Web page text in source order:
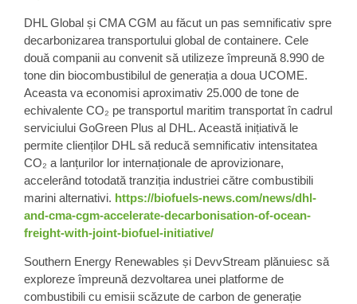
DHL Global și CMA CGM au făcut un pas semnificativ spre
decarbonizarea transportului global de containere. Cele
două companii au convenit să utilizeze împreună 8.990 de
tone din biocombustibilul de generația a doua UCOME.
Aceasta va economisi aproximativ 25.000 de tone de
echivalente CO₂ pe transportul maritim transportat în cadrul
serviciului GoGreen Plus al DHL. Această inițiativă le
permite clienților DHL să reducă semnificativ intensitatea
CO₂ a lanțurilor lor internaționale de aprovizionare,
accelerând totodată tranziția industriei către combustibili
marini alternativi. https://biofuels-news.com/news/dhl-
and-cma-cgm-accelerate-decarbonisation-of-ocean-
freight-with-joint-biofuel-initiative/
Southern Energy Renewables și DevvStream plănuiesc să
exploreze împreună dezvoltarea unei platforme de
combustibili cu emisii scăzute de carbon de generație